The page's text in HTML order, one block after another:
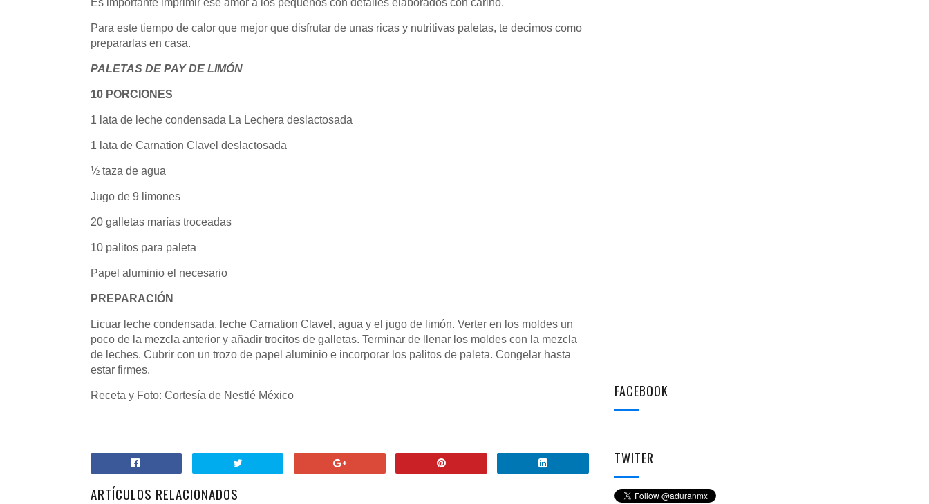
Es importante imprimir ese amor a los pequeños con detalles elaborados con cariño.
Para este tiempo de calor que mejor que disfrutar de unas ricas y nutritivas paletas, te decimos como
prepararlas en casa.
PALETAS DE PAY DE LIMÓN
10 PORCIONES
1 lata de leche condensada La Lechera deslactosada
1 lata de Carnation Clavel deslactosada
½ taza de agua
Jugo de 9 limones
20 galletas marías troceadas
10 palitos para paleta
Papel aluminio el necesario
PREPARACIÓN
Licuar leche condensada, leche Carnation Clavel, agua y el jugo de limón. Verter en los moldes un
poco de la mezcla anterior y añadir trocitos de galletas. Terminar de llenar los moldes con la mezcla
de leches. Cubrir con un trozo de papel aluminio e incorporar los palitos de paleta. Congelar hasta
estar firmes.
Receta y Foto: Cortesía de Nestlé México
ARTÍCULOS RELACIONADOS
FACEBOOK
TWITER